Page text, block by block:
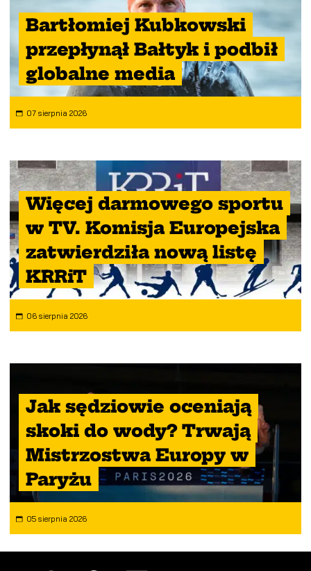
Bartłomiej Kubkowski
przepłynął Bałtyk i podbił
globalne media
07 sierpnia 2026
Więcej darmowego sportu
w TV. Komisja Europejska
zatwierdziła nową listę
KRRiT
06 sierpnia 2026
Jak sędziowie oceniają
skoki do wody? Trwają
Mistrzostwa Europy w
Paryżu
05 sierpnia 2026